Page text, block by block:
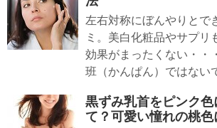
左右対称にぼんやりとで
ミ。美白化粧品やサプリ
効果がまったくない・・
班（かんぱん）ではない
黒ずみ乳首をピンク色
て？可愛い憧れの桃色